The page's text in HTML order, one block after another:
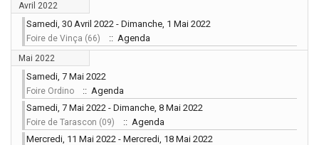
Avril 2022
Samedi, 30 Avril 2022 - Dimanche, 1 Mai 2022
Foire de Vinça (66) :: Agenda
Mai 2022
Samedi, 7 Mai 2022
Foire Ordino
:: Agenda
Samedi, 7 Mai 2022 - Dimanche, 8 Mai 2022
Foire de Tarascon (09)
:: Agenda
Mercredi, 11 Mai 2022 - Mercredi, 18 Mai 2022